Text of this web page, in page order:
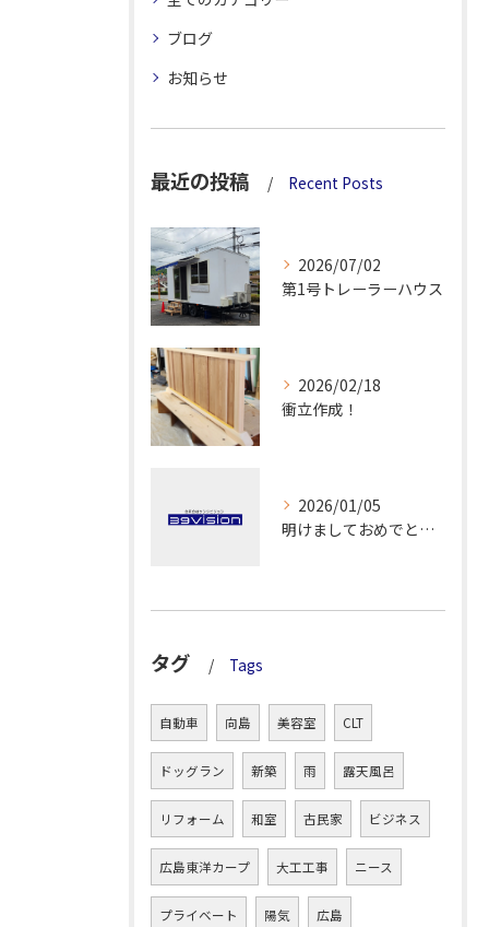
ブログ
お知らせ
最近の投稿 Recent Posts
2026/07/02
第1号トレーラーハウス
2026/02/18
衝立作成！
2026/01/05
明けましておめでとうございます！
タグ Tags
自動車 向島 美容室 CLT
ドッグラン 新築 雨 露天風呂
リフォーム 和室 古民家 ビジネス
広島東洋カープ 大工工事 ニース
プライベート 陽気 広島